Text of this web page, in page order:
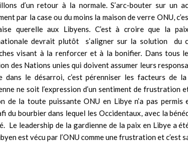
d’un retour à la normale. S’arc-bouter sur un
par la case ou du moins la maison de verre ONU,
querelle aux Libyens. C’est à croire que la
devrait plutôt s’aligner sur la solution du
visant à la renforcer et à la bonifier. Dans tous
des Nations unies qui doivent assumer leurs
dans le désarroi, c’est pérenniser les facteurs de
ne soit l’expression d’un sentiment de frustration
de la toute puissante ONU en Libye n’a pas
du bourbier dans lequel les Occidentaux, avec la
Le leadership de la gardienne de la paix en Libye a
est vécu par l’ONU comme une frustration et c’est